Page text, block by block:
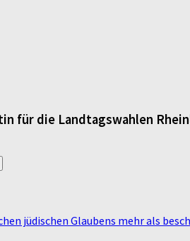
für die Landtagswahlen
jüdischen Glaubens mehr als